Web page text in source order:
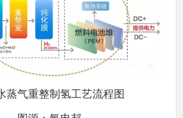
蒸气重整制氢工艺流程图